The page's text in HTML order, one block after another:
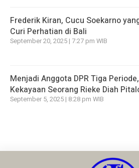
Frederik Kiran, Cucu Soekarno
Curi Perhatian di Bali
September 20, 2025 | 7:27 pm WIB
Menjadi Anggota DPR Tiga
Kekayaan Seorang Rieke Diah
September 5, 2025 | 8:28 pm WIB